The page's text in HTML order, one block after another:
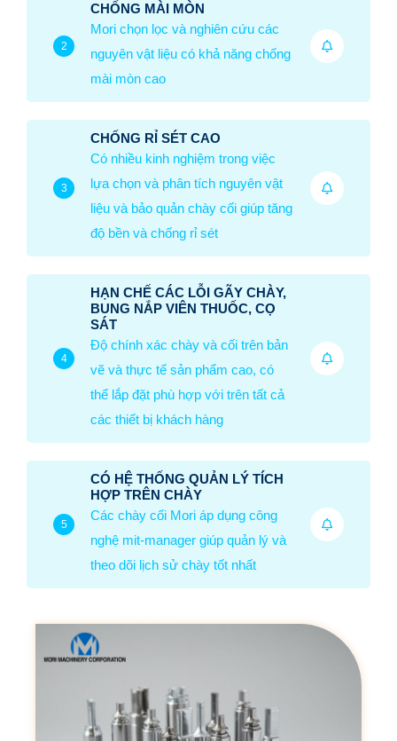
2
CHỐNG MÀI MÒN
Mori chọn lọc và nghiên cứu các
nguyên vật liệu có khả năng chống
mài mòn cao
3
CHỐNG RỈ SÉT CAO
Có nhiều kinh nghiệm trong việc
lựa chọn và phân tích nguyên vật
liệu và bảo quản chày cối giúp tăng
độ bền và chống rỉ sét
4
HẠN CHẾ CÁC LỖI GÃY CHÀY,
BUNG NẮP VIÊN THUỐC, CỌ
SÁT
Độ chính xác chày và cối trên bản
vẽ và thực tế sản phẩm cao, có
thể lắp đặt phù hợp với trên tất cả
các thiết bị khách hàng
5
CÓ HỆ THỐNG QUẢN LÝ TÍCH
HỢP TRÊN CHÀY
Các chày cối Mori áp dụng công
nghệ mit-manager giúp quản lý và
theo dõi lịch sử chày tốt nhất